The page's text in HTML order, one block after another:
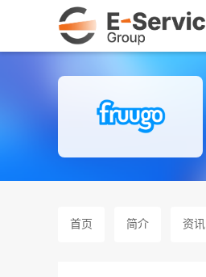
首页 简介 资讯